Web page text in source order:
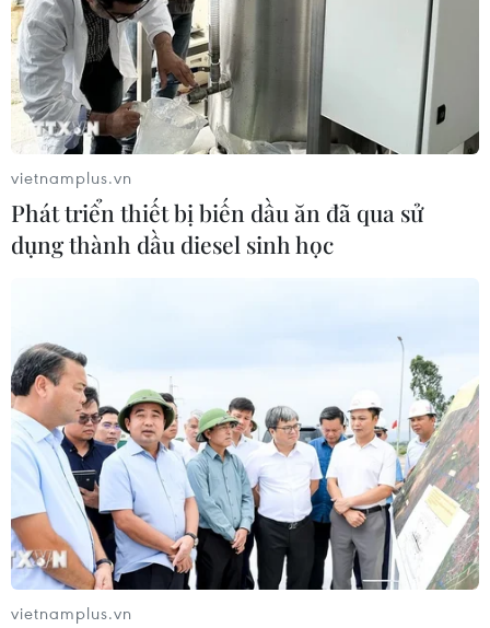
TIN CÙNG CHUYÊN MỤC
Thượng viện Mỹ thông qua luật ngân
sách tránh nguy cơ chính phủ đóng
cửa
08/08/2026 13:31
vietnamplus.vn
Phát triển thiết bị biến dầu ăn đã qua sử
dụng thành dầu diesel sinh học
vietnamplus.vn